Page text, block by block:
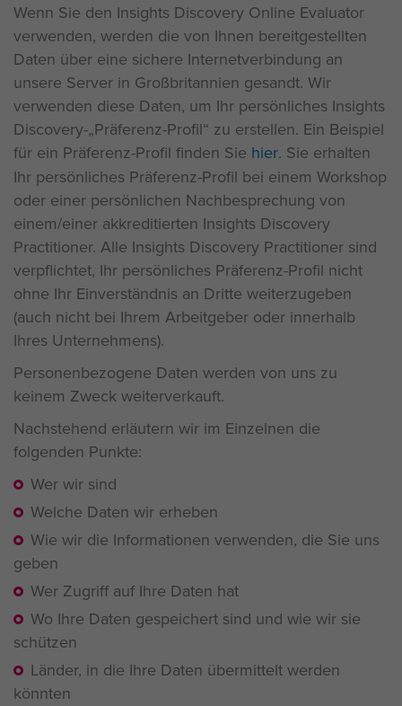
Wenn Sie den Insights Discovery Online Evaluator
verwenden, werden die von Ihnen bereitgestellten
Daten über eine sichere Internetverbindung an
unsere Server in Großbritannien gesandt. Wir
verwenden diese Daten, um Ihr persönliches Insights
Discovery-„Präferenz-Profil“ zu erstellen. Ein Beispiel
für ein Präferenz-Profil finden Sie hier. Sie erhalten
Ihr persönliches Präferenz-Profil bei einem Workshop
oder einer persönlichen Nachbesprechung von
einem/einer akkreditierten Insights Discovery
Practitioner. Alle Insights Discovery Practitioner sind
verpflichtet, Ihr persönliches Präferenz-Profil nicht
ohne Ihr Einverständnis an Dritte weiterzugeben
(auch nicht bei Ihrem Arbeitgeber oder innerhalb
Ihres Unternehmens).
Personenbezogene Daten werden von uns zu
keinem Zweck weiterverkauft.
Nachstehend erläutern wir im Einzelnen die
folgenden Punkte:
Wer wir sind
Welche Daten wir erheben
Wie wir die Informationen verwenden, die Sie uns
geben
Wer Zugriff auf Ihre Daten hat
Wo Ihre Daten gespeichert sind und wie wir sie
schützen
Länder, in die Ihre Daten übermittelt werden
könnten